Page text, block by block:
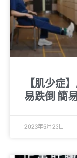
【肌少症
易跌倒 簡
2023年5月23日